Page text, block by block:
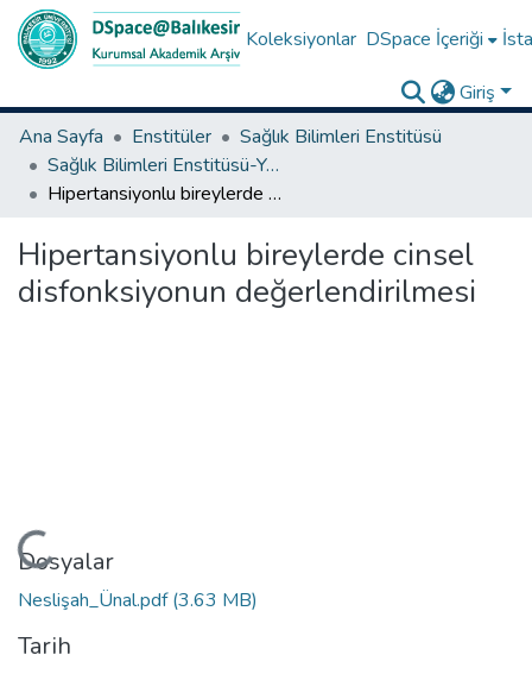
Koleksiyonlar DSpace İçeriği
Giriş
Ana Sayfa
Enstitüler
Sağlık Bilimleri Enstitüsü
Sağlık Bilimleri Enstitüsü-Yüksek Lisans Tezleri
Hipertansiyonlu bireylerde cinsel disfonksiyonun değerlendirilmesi
Hipertansiyonlu bireylerde cinsel
disfonksiyonun değerlendirilmesi
Yükleniyor...
Dosyalar
Neslişah_Ünal.pdf(3.63 MB)
Tarih